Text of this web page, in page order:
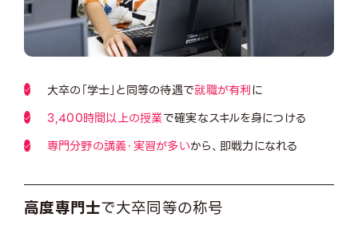
大卒の「学士」と同等の待遇で就職が有利に
3,400時間以上の授業で確実なスキルを身につける
専門分野の講義・実習が多いから、即戦力になれる
高度専門士で大卒同等の称号